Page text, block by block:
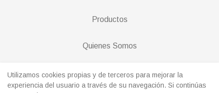
Productos
Quienes Somos
Cambios y Devoluciones
Utilizamos cookies propias y de terceros para mejorar la
experiencia del usuario a través de su navegación. Si continúas